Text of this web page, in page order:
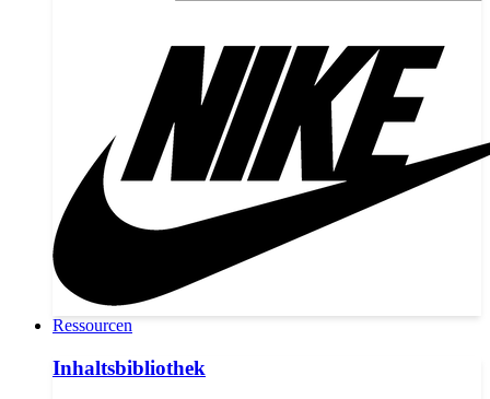
Ressourcen
Inhaltsbibliothek